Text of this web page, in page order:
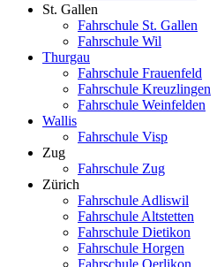
St. Gallen
Fahrschule St. Gallen
Fahrschule Wil
Thurgau
Fahrschule Frauenfeld
Fahrschule Kreuzlingen
Fahrschule Weinfelden
Wallis
Fahrschule Visp
Zug
Fahrschule Zug
Zürich
Fahrschule Adliswil
Fahrschule Altstetten
Fahrschule Dietikon
Fahrschule Horgen
Fahrschule Oerlikon